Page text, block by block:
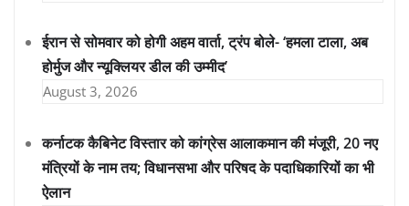
ईरान से सोमवार को होगी अहम वार्ता, ट्रंप बोले- ‘हमला टाला, अब
होर्मुज और न्यूक्लियर डील की उम्मीद’
August 3, 2026
कर्नाटक कैबिनेट विस्तार को कांग्रेस आलाकमान की मंजूरी, 20 नए
मंत्रियों के नाम तय; विधानसभा और परिषद के पदाधिकारियों का भी
ऐलान